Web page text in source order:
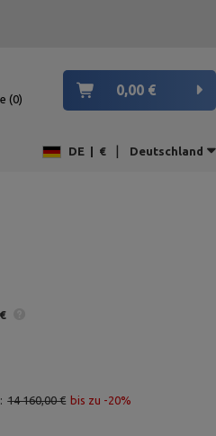
0
0,00 €
DE € | Deutschland
14 160,00 € bis zu -20%